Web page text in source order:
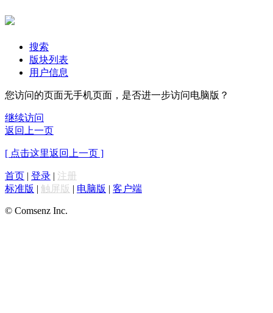
搜索
版块列表
用户信息
您访问的页面无手机页面，是否进一步访问电脑版？
继续访问
返回上一页
[ 点击这里返回上一页 ]
首页 | 登录 | 注册
标准版 | 触屏版 | 电脑版 | 客户端
© Comsenz Inc.